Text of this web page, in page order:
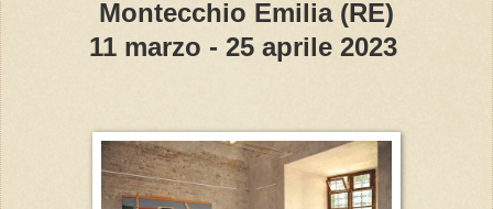
Montecchio Emilia (RE)
11 marzo - 25 aprile 2023